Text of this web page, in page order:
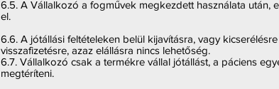
6.5. A Vállalkozó a fogművek megkezdett használata után,
el.
6.6. A jótállási feltételeken belül kijavításra, vagy
visszafizetésre, azaz elállásra nincs lehetőség.
6.7. Vállalkozó csak a termékre vállal jótállást, a páciens
megtéríteni.